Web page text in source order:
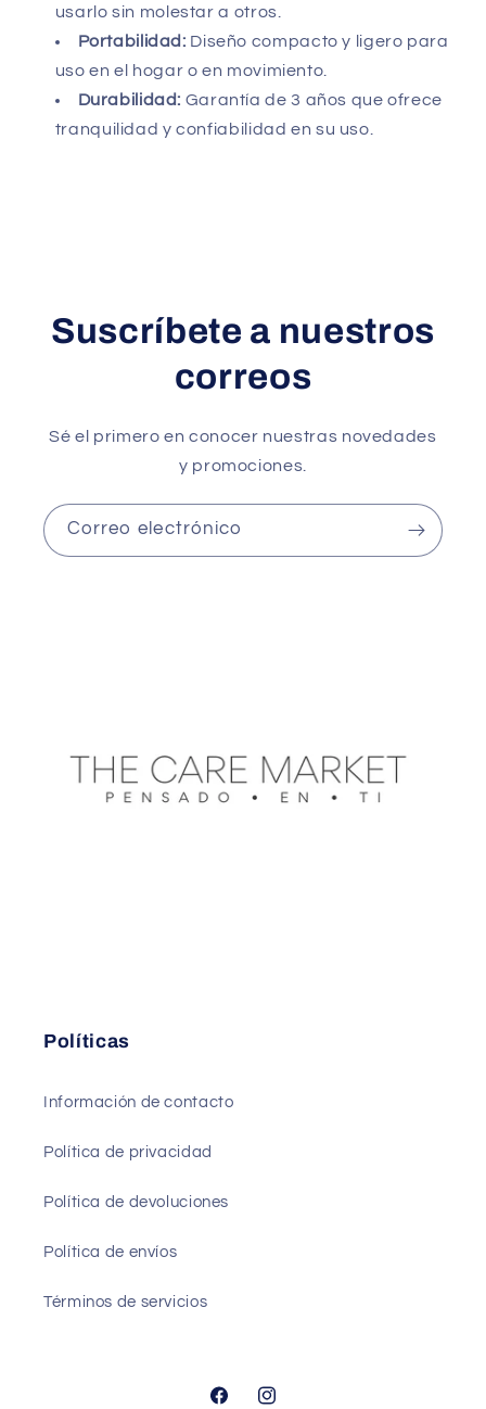
usarlo sin molestar a otros.
Portabilidad: Diseño compacto y ligero para
uso en el hogar o en movimiento.
Durabilidad: Garantía de 3 años que ofrece
tranquilidad y confiabilidad en su uso.
Suscríbete a nuestros
correos
Sé el primero en conocer nuestras novedades
y promociones.
Correo electrónico
Políticas
Información de contacto
Política de privacidad
Política de devoluciones
Política de envíos
Términos de servicios